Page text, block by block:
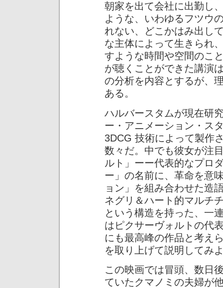
朝家を出て会社に出勤し
ような、いわゆるフツウ
れない、どこかはみ出し
な主体によって生きられ
すような時間や空間のこ
が聴くことができた講演
の分析を内容とするが、
ある。
ハルバースタムが現在研
ー・アニメーション・ス
3DCG 技術によって製作
数々だ。中でも彼女が注
ルト」ーー代表的なプロ
ー」の名前に、革命を意
ョン」を組み合わせた造
ネグリ＆ハート的マルチ
という構造を持った、一
はピクサーヴォルトの代
にも最高峰の作品と考え
を取り上げて説明してみ
この映画では冒頭、数日
ていたクマノミの夫婦が